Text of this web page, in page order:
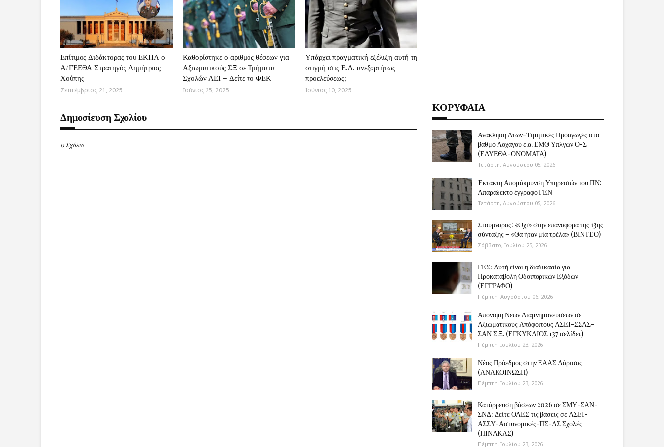
Επίτιμος Διδάκτορας του ΕΚΠΑ ο
Α/ΓΕΕΘΑ Στρατηγός Δημήτριος
Χούπης
Σεπτέμβριος 21, 2025
Καθορίστηκε ο αριθμός θέσεων για
Αξιωματικούς ΣΞ σε Τμήματα
Σχολών ΑΕΙ – Δείτε το ΦΕΚ
Ιούνιος 25, 2025
Υπάρχει πραγματική εξέλιξη αυτή τη
στιγμή στις Ε.Δ. ανεξαρτήτως
προελεύσεως;
Ιούνιος 10, 2025
Δημοσίευση Σχολίου
0 Σχόλια
ΚΟΡΥΦΑΙΑ
Ανάκληση Δτων-Τιμητικές Προαγωγές στο
βαθμό Λοχαγού ε.α. ΕΜΘ Υπλγων Ο-Σ
(ΕΔΥΕΘΑ-ΟΝΟΜΑΤΑ)
Τετάρτη, Αυγούστου 05, 2026
Έκτακτη Απομάκρυνση Υπηρεσιών του ΠΝ:
Απαράδεκτο έγγραφο ΓΕΝ
Τετάρτη, Αυγούστου 05, 2026
Στουρνάρας: «Όχι» στην επαναφορά της 13ης
σύνταξης – «Θα ήταν μία τρέλα» (ΒΙΝΤΕΟ)
Σάββατο, Ιουλίου 25, 2026
ΓΕΣ: Αυτή είναι η διαδικασία για
Προκαταβολή Οδοιπορικών Εξόδων
(ΕΓΓΡΑΦΟ)
Πέμπτη, Αυγούστου 06, 2026
Απονομή Νέων Διαμνημονεύσεων σε
Αξιωματικούς Απόφοιτους ΑΣΕΙ-ΣΣΑΣ-
ΣΑΝ Σ.Ξ. (ΕΓΚΥΚΛΙΟΣ 137 σελίδες)
Πέμπτη, Ιουλίου 23, 2026
Νέος Πρόεδρος στην ΕΑΑΣ Λάρισας
(ΑΝΑΚΟΙΝΩΣΗ)
Πέμπτη, Ιουλίου 23, 2026
Κατάρρευση βάσεων 2026 σε ΣΜΥ-ΣΑΝ-
ΣΝΔ: Δείτε ΟΛΕΣ τις βάσεις σε ΑΣΕΙ-
ΑΣΣΥ-Αστυνομικές-ΠΣ-ΛΣ Σχολές
(ΠΙΝΑΚΑΣ)
Πέμπτη, Ιουλίου 23, 2026